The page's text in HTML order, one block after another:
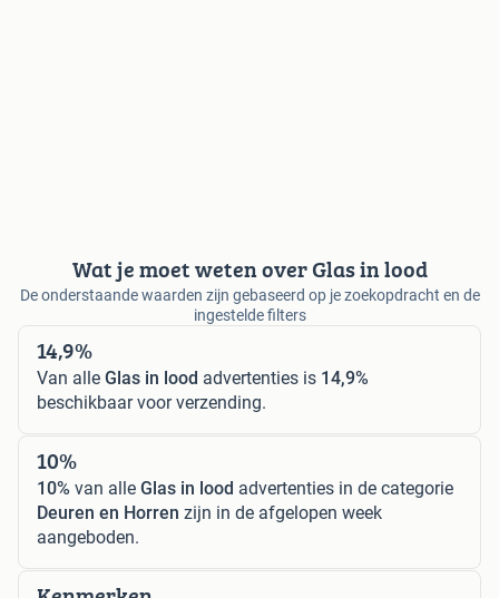
Wat je moet weten over Glas in lood
De onderstaande waarden zijn gebaseerd op je zoekopdracht en de
ingestelde filters
14,9%
Van alle Glas in lood advertenties is 14,9%
beschikbaar voor verzending.
10%
10% van alle Glas in lood advertenties in de categorie
Deuren en Horren zijn in de afgelopen week
aangeboden.